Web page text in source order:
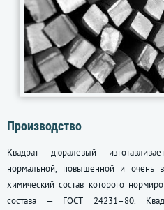
Производство
Квадрат дюралевый
нормальной, повышенной и очень
химический состав которого
состава — ГОСТ 24231–80.